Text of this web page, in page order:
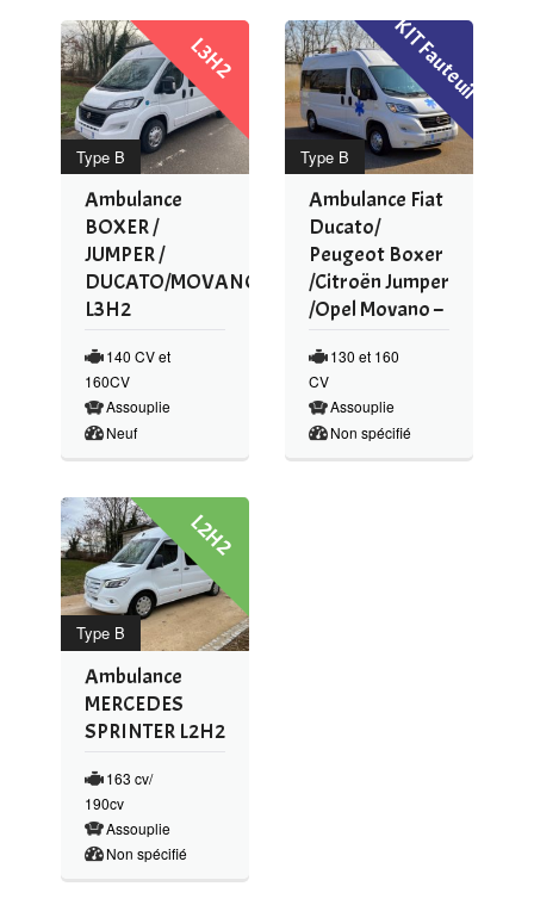
Type B
L3H2
Ambulance
BOXER /
JUMPER /
DUCATO/MOVANO-
L3H2
140 CV et
160CV
Assouplie
Neuf
Type B
KIT Fauteuil
Ambulance Fiat
Ducato/
Peugeot Boxer
/Citroën Jumper
/Opel Movano –
130 et 160
CV
Assouplie
Non spécifié
Type B
L2H2
Ambulance
MERCEDES
SPRINTER L2H2
163 cv/
190cv
Assouplie
Non spécifié